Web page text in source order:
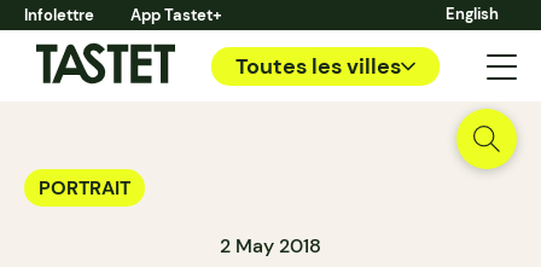
Infolettre App Tastet+ English
Toutes les villes
PORTRAIT
2 May 2018